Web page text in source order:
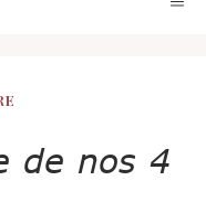
de nos 4